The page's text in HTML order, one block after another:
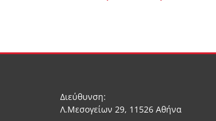
Διεύθυνση:
Λ.Μεσογείων 29, 11526 Αθήνα